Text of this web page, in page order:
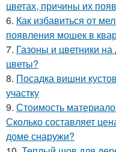
цветах, причины их
6. Как избавиться от
появления мошек в
7. Газоны и цветники
цветы?
8. Посадка вишни
участку
9. Стоимость
Сколько составляет
доме снаружи?